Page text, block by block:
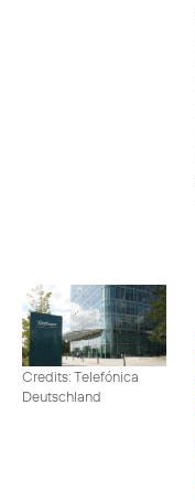
Credits: Telefónica
Deutschland